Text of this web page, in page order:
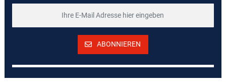
ABONNIEREN